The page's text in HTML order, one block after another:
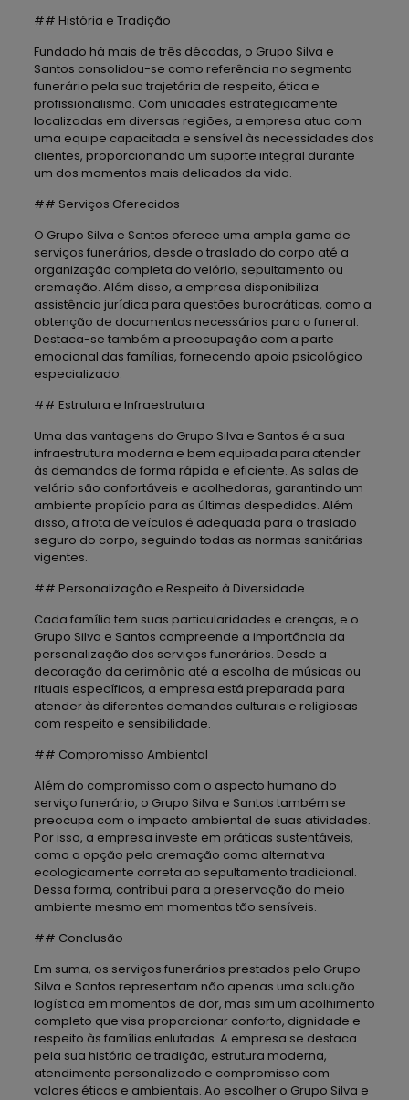
## História e Tradição
Fundado há mais de três décadas, o Grupo Silva e
Santos consolidou-se como referência no segmento
funerário pela sua trajetória de respeito, ética e
profissionalismo. Com unidades estrategicamente
localizadas em diversas regiões, a empresa atua com
uma equipe capacitada e sensível às necessidades dos
clientes, proporcionando um suporte integral durante
um dos momentos mais delicados da vida.
## Serviços Oferecidos
O Grupo Silva e Santos oferece uma ampla gama de
serviços funerários, desde o traslado do corpo até a
organização completa do velório, sepultamento ou
cremação. Além disso, a empresa disponibiliza
assistência jurídica para questões burocráticas, como a
obtenção de documentos necessários para o funeral.
Destaca-se também a preocupação com a parte
emocional das famílias, fornecendo apoio psicológico
especializado.
## Estrutura e Infraestrutura
Uma das vantagens do Grupo Silva e Santos é a sua
infraestrutura moderna e bem equipada para atender
às demandas de forma rápida e eficiente. As salas de
velório são confortáveis e acolhedoras, garantindo um
ambiente propício para as últimas despedidas. Além
disso, a frota de veículos é adequada para o traslado
seguro do corpo, seguindo todas as normas sanitárias
vigentes.
## Personalização e Respeito à Diversidade
Cada família tem suas particularidades e crenças, e o
Grupo Silva e Santos compreende a importância da
personalização dos serviços funerários. Desde a
decoração da cerimônia até a escolha de músicas ou
rituais específicos, a empresa está preparada para
atender às diferentes demandas culturais e religiosas
com respeito e sensibilidade.
## Compromisso Ambiental
Além do compromisso com o aspecto humano do
serviço funerário, o Grupo Silva e Santos também se
preocupa com o impacto ambiental de suas atividades.
Por isso, a empresa investe em práticas sustentáveis,
como a opção pela cremação como alternativa
ecologicamente correta ao sepultamento tradicional.
Dessa forma, contribui para a preservação do meio
ambiente mesmo em momentos tão sensíveis.
## Conclusão
Em suma, os serviços funerários prestados pelo Grupo
Silva e Santos representam não apenas uma solução
logística em momentos de dor, mas sim um acolhimento
completo que visa proporcionar conforto, dignidade e
respeito às famílias enlutadas. A empresa se destaca
pela sua história de tradição, estrutura moderna,
atendimento personalizado e compromisso com
valores éticos e ambientais. Ao escolher o Grupo Silva e